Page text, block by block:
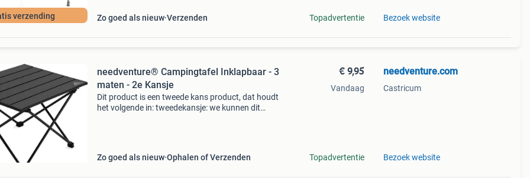
verzending Zo goed als nieuw Verzenden Topadvertentie Bezoek website
needventure® Campingtafel Inklapbaar - 3
maten - 2e Kansje
Dit product is een tweede kans product, dat houdt
het volgende in: tweedekansje: we kunnen dit
Zo goed als nieuw Ophalen of Verzenden
€ 9,95
Vandaag
Topadvertentie
needventure.com
Castricum
Bezoek website